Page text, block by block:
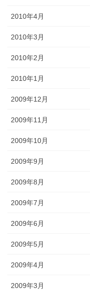
2010年4月
2010年3月
2010年2月
2010年1月
2009年12月
2009年11月
2009年10月
2009年9月
2009年8月
2009年7月
2009年6月
2009年5月
2009年4月
2009年3月